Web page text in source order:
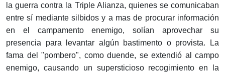
la guerra contra la Triple Alianza, quienes se comunicaban
entre sí mediante silbidos y a mas de procurar información
en el campamento enemigo, solían aprovechar su
presencia para levantar algún bastimento o provista. La
fama del "pombero", como duende, se extendió al campo
enemigo, causando un supersticioso recogimiento en la